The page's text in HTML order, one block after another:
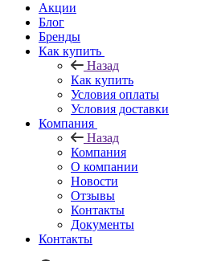
Акции
Блог
Бренды
Как купить
Назад
Как купить
Условия оплаты
Условия доставки
Компания
Назад
Компания
О компании
Новости
Отзывы
Контакты
Документы
Контакты